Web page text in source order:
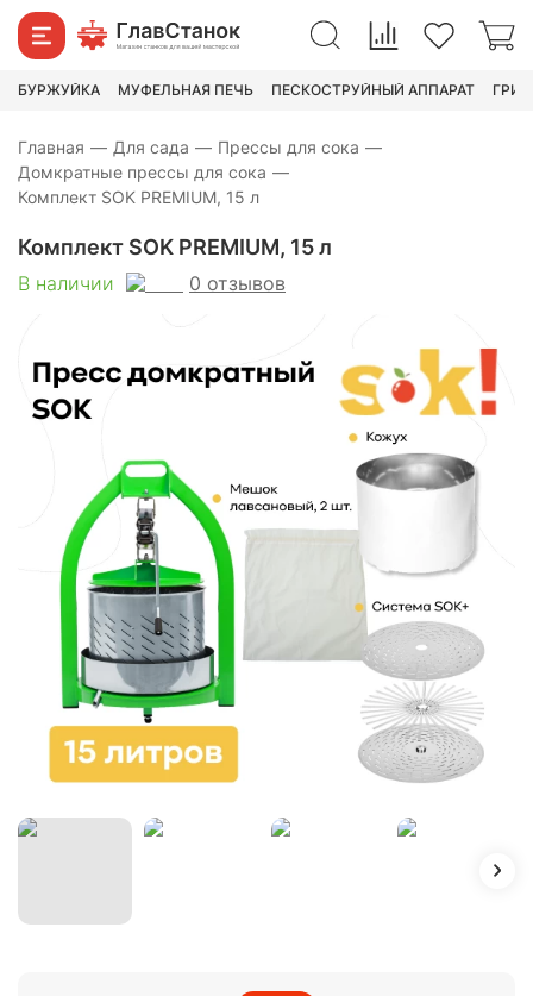
БУРЖУЙКА МУФЕЛЬНАЯ ПЕЧЬ ПЕСКОСТРУЙНЫЙ АППАРАТ
Главная — Для сада — Прессы для сока —
Домкратные прессы для сока —
Комплект SOK PREMIUM, 15 л
Комплект SOK PREMIUM, 15 л
В наличии 0 отзывов